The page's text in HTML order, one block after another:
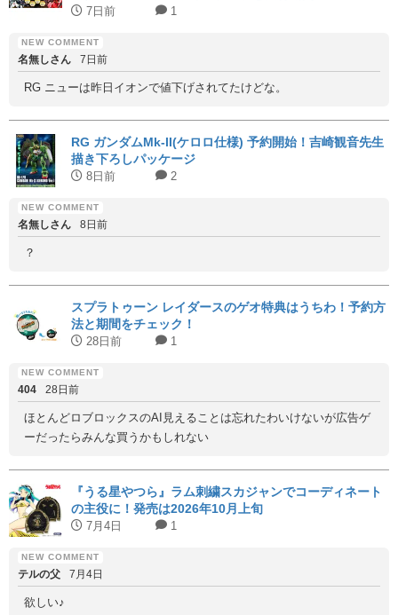
7日前 1
名無しさん 7日前
RG ニューは昨日イオンで値下げされてたけどな。
RG ガンダムMk-II(ケロロ仕様) 予約開始！吉崎観音先生
描き下ろしパッケージ
8日前 2
名無しさん 8日前
？
スプラトゥーン レイダースのゲオ特典はうちわ！予約方
法と期間をチェック！
28日前 1
404 28日前
ほとんどロブロックスのAI見えることは忘れたわいけないが広告ゲ
ーだったらみんな買うかもしれない
『うる星やつら』ラム刺繍スカジャンでコーディネート
の主役に！発売は2026年10月上旬
7月4日 1
テルの父 7月4日
欲しい♪